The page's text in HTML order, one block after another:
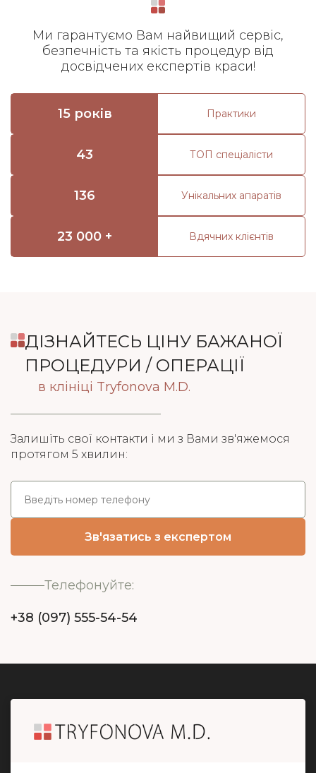
Ми гарантуємо Вам найвищий сервіс,
безпечність та якість процедур від
досвідчених експертів краси!
15 років Практики
43 ТОП спеціалісти
136 Унікальних апаратів
23 000 + Вдячних клієнтів
ДІЗНАЙТЕСЬ ЦІНУ БАЖАНОЇ
ПРОЦЕДУРИ / ОПЕРАЦІЇ
в клініці Tryfonova M.D.
Залишіть свої контакти і ми з Вами зв'яжемося
протягом 5 хвилин:
Телефонуйте:
+38 (097) 555-54-54